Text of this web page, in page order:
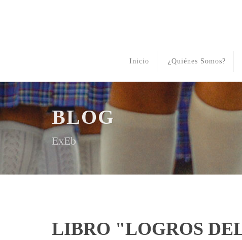
Inicio ¿Quiénes Somos?
BLOG
ExEb
LIBRO "LOGROS